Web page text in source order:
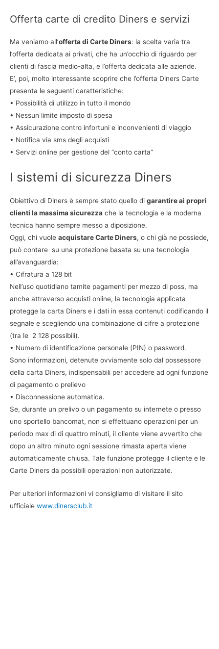
Offerta carte di credito Diners e servizi
Ma veniamo all’offerta di Carte Diners: la scelta varia tra
l’offerta dedicata ai privati, che ha un’occhio di riguardo per
clienti di fascia medio-alta, e l’offerta dedicata alle aziende.
E’, poi, molto interessante scoprire che l’offerta Diners Carte
presenta le seguenti caratteristiche:
• Possibilità di utilizzo in tutto il mondo
• Nessun limite imposto di spesa
• Assicurazione contro infortuni e inconvenienti di viaggio
• Notifica via sms degli acquisti
• Servizi online per gestione del “conto carta”
I sistemi di sicurezza Diners
Obiettivo di Diners è sempre stato quello di garantire ai propri
clienti la massima sicurezza che la tecnologia e la moderna
tecnica hanno sempre messo a diposizione.
Oggi, chi vuole acquistare Carte Diners, o chi già ne possiede,
può contare su una protezione basata su una tecnologia
all’avanguardia:
• Cifratura a 128 bit
Nell’uso quotidiano tamite pagamenti per mezzo di poss, ma
anche attraverso acquisti online, la tecnologia applicata
protegge la carta Diners e i dati in essa contenuti codificando il
segnale e scegliendo una combinazione di cifre a protezione
(tra le 2 128 possibili).
• Numero di identificazione personale (PIN) o password.
Sono informazioni, detenute ovviamente solo dal possessore
della carta Diners, indispensabili per accedere ad ogni funzione
di pagamento o prelievo
• Disconnessione automatica.
Se, durante un prelivo o un pagamento su internete o presso
uno sportello bancomat, non si effettuano operazioni per un
periodo max di di quattro minuti, il cliente viene avvertito che
dopo un altro minuto ogni sessione rimasta aperta viene
automaticamente chiusa. Tale funzione protegge il cliente e le
Carte Diners da possibili operazioni non autorizzate.
Per ulteriori informazioni vi consigliamo di visitare il sito
ufficiale www.dinersclub.it